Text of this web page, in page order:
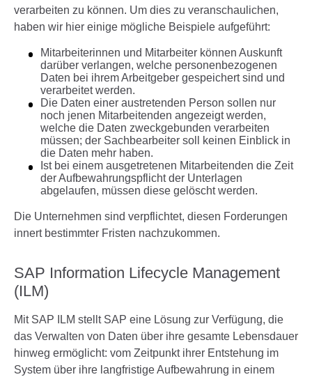
verarbeiten zu können. Um dies zu veranschaulichen,
haben wir hier einige mögliche Beispiele aufgeführt:
Mitarbeiterinnen und Mitarbeiter können Auskunft
darüber verlangen, welche personenbezogenen
Daten bei ihrem Arbeitgeber gespeichert sind und
verarbeitet werden.
Die Daten einer austretenden Person sollen nur
noch jenen Mitarbeitenden angezeigt werden,
welche die Daten zweckgebunden verarbeiten
müssen; der Sachbearbeiter soll keinen Einblick in
die Daten mehr haben.
Ist bei einem ausgetretenen Mitarbeitenden die Zeit
der Aufbewahrungspflicht der Unterlagen
abgelaufen, müssen diese gelöscht werden.
Die Unternehmen sind verpflichtet, diesen Forderungen
innert bestimmter Fristen nachzukommen.
SAP Information Lifecycle Management
(ILM)
Mit SAP ILM stellt SAP eine Lösung zur Verfügung, die
das Verwalten von Daten über ihre gesamte Lebensdauer
hinweg ermöglicht: vom Zeitpunkt ihrer Entstehung im
System über ihre langfristige Aufbewahrung in einem